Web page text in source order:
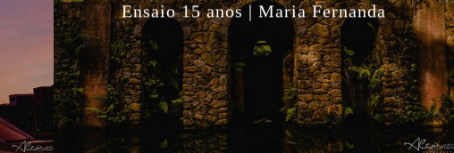
Ensaio 15 anos | Maria Fernanda